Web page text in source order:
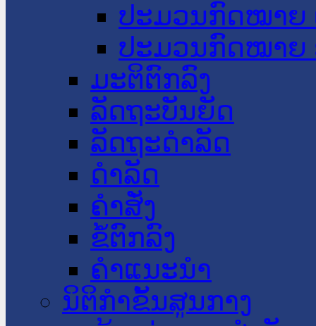
ປະມວນກົດໝາຍ
ປະມວນກົດໝາຍ
ມະຕິຕົກລົງ
ລັດຖະບັນຍັດ
ລັດຖະດໍາລັດ
ດໍາລັດ
ຄໍາສັ່ງ
ຂໍ້ຕົກລົງ
ຄໍາແນະນໍາ
ນິຕິກຳຂັ້ນສູນກາງ